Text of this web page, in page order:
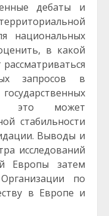
дебаты и
национальных
в какой
запросов в
это может
стабильности
Выводы и
исследований
Европы затем
по
в Европе и